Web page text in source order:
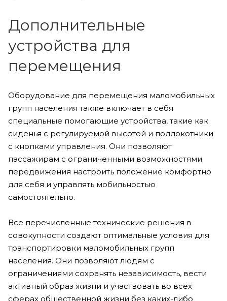
Дополнительные
устройства для
перемещения
Оборудование для перемещения маломобильных
групп населения также включает в себя
специальные помогающие устройства, такие как
сиденья с регулируемой высотой и подлокотники
с кнопками управления. Они позволяют
пассажирам с ограниченными возможностями
передвижения настроить положение комфортно
для себя и управлять мобильностью
самостоятельно.
Все перечисленные технические решения в
совокупности создают оптимальные условия для
транспортировки маломобильных групп
населения. Они позволяют людям с
ограничениями сохранять независимость, вести
активный образ жизни и участвовать во всех
сферах общественной жизни без каких-либо